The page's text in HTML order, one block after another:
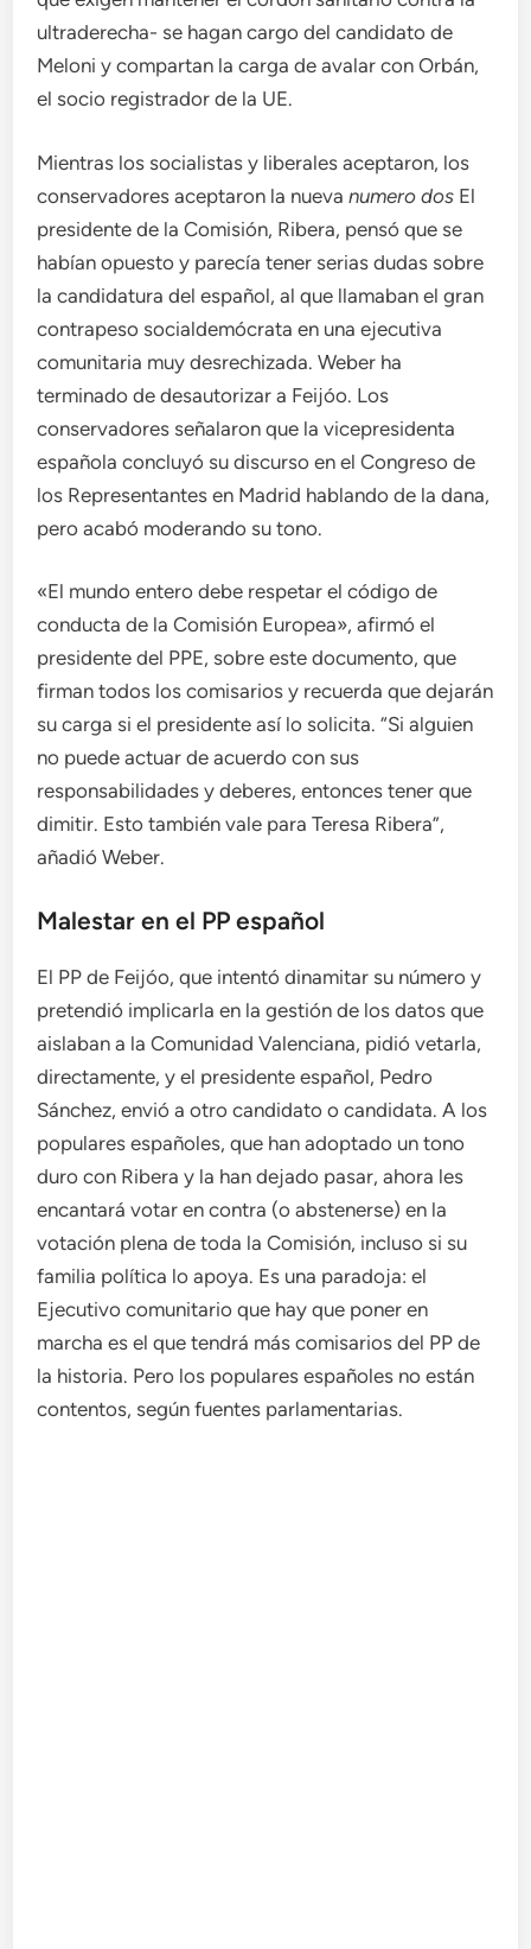
ultraderecha- se hagan cargo del candidato de
Meloni y compartan la carga de avalar con Orbán,
el socio registrador de la UE.
Mientras los socialistas y liberales aceptaron, los
conservadores aceptaron la nuevanumero dos El
presidente de la Comisión, Ribera, pensó que se
habían opuesto y parecía tener serias dudas sobre
la candidatura del español, al que llamaban el gran
contrapeso socialdemócrata en una ejecutiva
comunitaria muy desrechizada. Weber ha
terminado de desautorizar a Feijóo. Los
conservadores señalaron que la vicepresidenta
española concluyó su discurso en el Congreso de
los Representantes en Madrid hablando de la dana,
pero acabó moderando su tono.
«El mundo entero debe respetar el código de
conducta de la Comisión Europea», afirmó el
presidente del PPE, sobre este documento, que
firman todos los comisarios y recuerda que dejarán
su carga si el presidente así lo solicita. “Si alguien
no puede actuar de acuerdo con sus
responsabilidades y deberes, entonces tener que
dimitir. Esto también vale para Teresa Ribera”,
añadió Weber.
Malestar en el PP español
El PP de Feijóo, que intentó dinamitar su número y
pretendió implicarla en la gestión de los datos que
aislaban a la Comunidad Valenciana, pidió vetarla,
directamente, y el presidente español, Pedro
Sánchez, envió a otro candidato o candidata. A los
populares españoles, que han adoptado un tono
duro con Ribera y la han dejado pasar, ahora les
encantará votar en contra (o abstenerse) en la
votación plena de toda la Comisión, incluso si su
familia política lo apoya. Es una paradoja: el
Ejecutivo comunitario que hay que poner en
marcha es el que tendrá más comisarios del PP de
la historia. Pero los populares españoles no están
contentos, según fuentes parlamentarias.